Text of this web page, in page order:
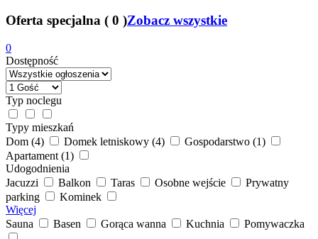
Oferta specjalna ( 0 )Zobacz wszystkie
0
Dostępność
Typ noclegu
Typy mieszkań
Dom (4) Domek letniskowy (4) Gospodarstwo (1)
Apartament (1)
Udogodnienia
Jacuzzi
Balkon Taras Osobne wejście
Prywatny
parking
Kominek
Więcej
Sauna
Basen Gorąca wanna Kuchnia Pomywaczka